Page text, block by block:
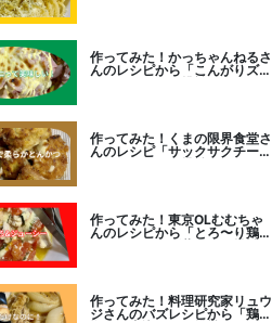
作ってみた！かっちゃんねるさ
んのレシピから「こんがりズッ
作ってみた！くまの限界食堂さ
んのレシピ「サックサクチーズ
作ってみた！東京OLむむちゃ
んのレシピから「とろ〜り鶏む
作ってみた！料理研究家リュウ
ジさんのバズレシピから「鶏の